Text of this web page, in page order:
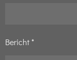
Bericht *